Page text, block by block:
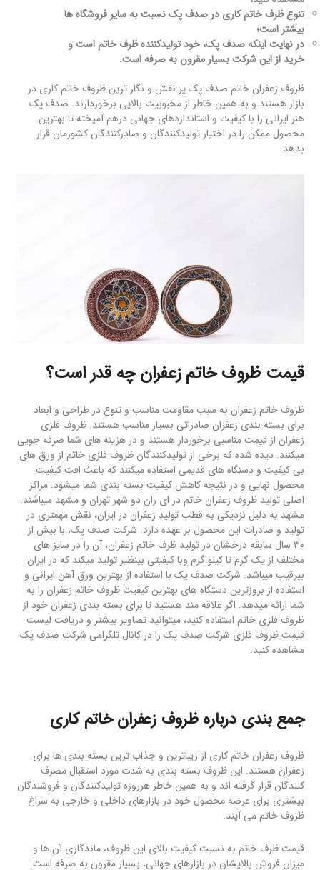
تنوع ظرف خاتم کاری در صدف پک نسبت به سایر فروشگاه ها
بیشتر است؛
در نهایت اینکه صدف پک، خود تولیدکننده ظرف خاتم است و
خرید از این شرکت بسیار مقرون به صرفه است.
ظروف زعفران خاتم صدف پک پر نقش و نگار ترین ظروف خاتم کاری در
بازار هستند و به همین خاطر از محبوبیت بالایی برخوردارند. صدف پک
هنر ایرانی را با کیفیت و استانداردهای جهانی درهم آمیخته تا بهترین
محصول ممکن را در اختیار تولیدکنندگان و صادرکنندگان کشورمان قرار
بدهد.
قیمت ظروف خاتم زعفران چه قدر است؟
ظروف خاتم زعفران به سبب مقاومت مناسب و تنوع در طراحی و ابعاد
برای بسته بندی زعفران صادراتی بسیار مناسب هستند. ظروف فلزی
زعفران از قیمت مناسبی برخوردار هستند و در هزینه های شما صرفه جویی
میکنند. دیده شده که برخی از تولیدکنندگان ظروف فلزی خاتم از ورق های
بی کیفیت و دسنگاه های قدیمی استفاده میکنند که باعث افت کیفیت
محصول نهایی و در نتیجه کاهش کیفیت بسته بندی شما میشود. مراکز
اصلی تولید ظروف زعفران خاتم در ای ران دو شهر تهران و مشهد میباشند.
مشهد به دلیل نزدیکی به قطب تولید زعفران در ایران، نقش مهمتری در
تولید و صادرات این محصول بر عهده دارد. شرکت صدف پک، با بیش از
۳۰ سال سابقه درخشان در تولید ظرف خاتم زعفران، آن را در سایز های
مختلف از یک گرم تا کیلو گرم وبا کیفیتی بینظیر تولید میکند که در ایران
بیرقیب میباشد. شرکت صدف پک با استفاده از بهترین ورق آهن ایرانی و
استفاده از بروزترین دستگاه های بهترین کیفیت ظروف خاتم زعفران را به
شما ارائه میدهد. اگر علاقه مند هستید تا برای بسته بندی زعفران خود از
ظروف فلزی خاتم استفاده کنید، میتوانید تصاویر بیشتر و دریافت لیست
قیمت ظروف فلزی شرکت صدف پک را در کانال تلگرامی شرکت صدف پک
مشاهده کنید.
جمع بندی درباره ظروف زعفران خاتم کاری
ظروف زعفران خاتم کاری از زیباترین و جذاب ترین بسته بندی ها برای
زعفران هستند. این ظروف بسته بندی به شدت مورد استقبال مصرف
کنندگان قرار گرفته اند و به همین خاطر هرروزه تولیدکنندگان و فروشندگان
بیشتری برای عرضه محصول خود در بازارهای داخلی و خارجی به سراغ
ظروف خاتم می آیند.
قیمت ظرف خاتم به نسبت کیفیت بالای این ظروف، ماندگاری آن ها و
میزان فروش بالایشان در بازارهای جهانی، بسیار مقرون به صرفه است.